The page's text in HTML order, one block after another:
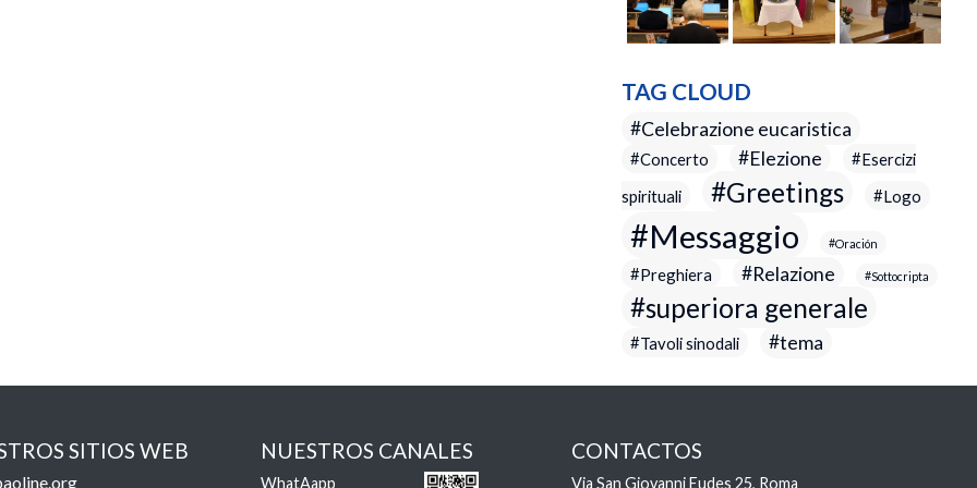
TAG CLOUD
Celebrazione eucaristica
Concerto Elezione
Esercizi
spirituali
Greetings Logo
Messaggio Oración
Preghiera Relazione Sottocripta
superiora generale
Tavoli sinodali tema
SITIOS WEB NUESTROS CANALES
WhatAapp
CONTACTOS
Via San Giovanni Eudes 25, Roma